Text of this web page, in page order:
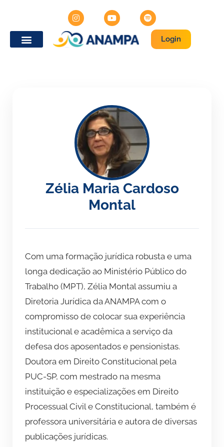
Login
Zélia Maria Cardoso
Montal
Com uma formação jurídica robusta e uma
longa dedicação ao Ministério Público do
Trabalho (MPT), Zélia Montal assumiu a
Diretoria Jurídica da ANAMPA com o
compromisso de colocar sua experiência
institucional e acadêmica a serviço da
defesa dos aposentados e pensionistas.
Doutora em Direito Constitucional pela
PUC-SP, com mestrado na mesma
instituição e especializações em Direito
Processual Civil e Constitucional, também é
professora universitária e autora de diversas
publicações jurídicas.